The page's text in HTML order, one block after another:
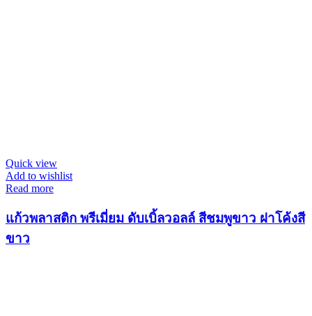
Quick view
Add to wishlist
Read more
แก้วพลาสติก พรีเมี่ยม ดับเบิ้ลวอลล์ สีชมพูขาว ฝาโค้งสี
ขาว